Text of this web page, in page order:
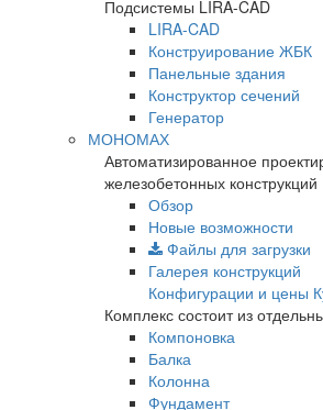
Подсистемы LIRA-CAD
LIRA-CAD
Конструирование ЖБК
Панельные здания
Конструктор сечений
Генератор
МОНОМАХ
Автоматизированное
железобетонных конструкций
Обзор
Новые возможности
Файлы для загрузки
Галерея конструкций
Конфигурации и цены
Комплекс состоит из
Компоновка
Балка
Колонна
Фундамент